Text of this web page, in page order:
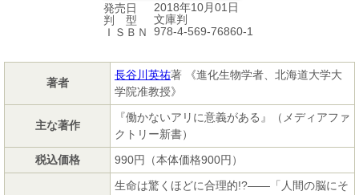
発売日
2018年10月01日
判 型
文庫判
ＩＳＢＮ
978-4-569-76860-1
著者
長谷川英祐著 《進化生物学者、北海道大学大
学院准教授》
主な著作
『働かないアリに意義がある』（メディアファ
クトリー新書）
税込価格
990円（本体価格900円）
生命は驚くほどに合理的!?――「人間の脳にそ